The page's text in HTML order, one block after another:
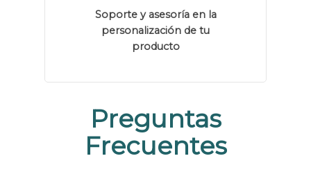
Soporte y asesoría en la
personalización de tu
producto
Preguntas
Frecuentes